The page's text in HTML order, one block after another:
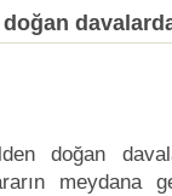
doğan
doğan
meydana